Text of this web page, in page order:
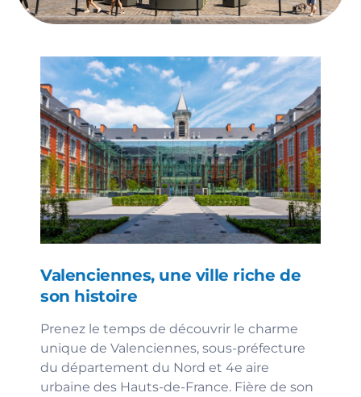
Valenciennes, une ville riche de
son histoire
Prenez le temps de découvrir le charme
unique de Valenciennes, sous-préfecture
du département du Nord et 4e aire
urbaine des Hauts-de-France. Fière de son